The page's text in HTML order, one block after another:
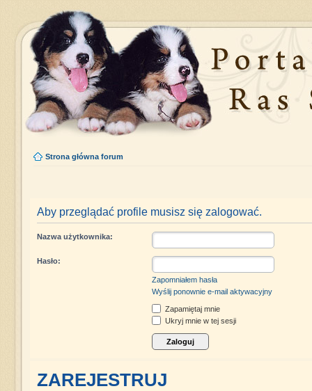
Strona główna forum
Aby przeglądać profile musisz się zalogować.
Nazwa użytkownika:
Hasło:
Zapomniałem hasła
Wyślij ponownie e-mail aktywacyjny
Zapamiętaj mnie
Ukryj mnie w tej sesji
ZAREJESTRUJ